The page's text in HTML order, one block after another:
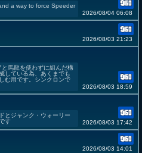
a way to force Speeder
2026/08/04 06:08
2026/08/03 21:23
馬龍を使わずに組んだ構
している為、あくまでも
む用です。シンクロンで
2026/08/03 18:59
とジャンク・ウォーリー
す
2026/08/03 17:42
2026/08/03 14:01